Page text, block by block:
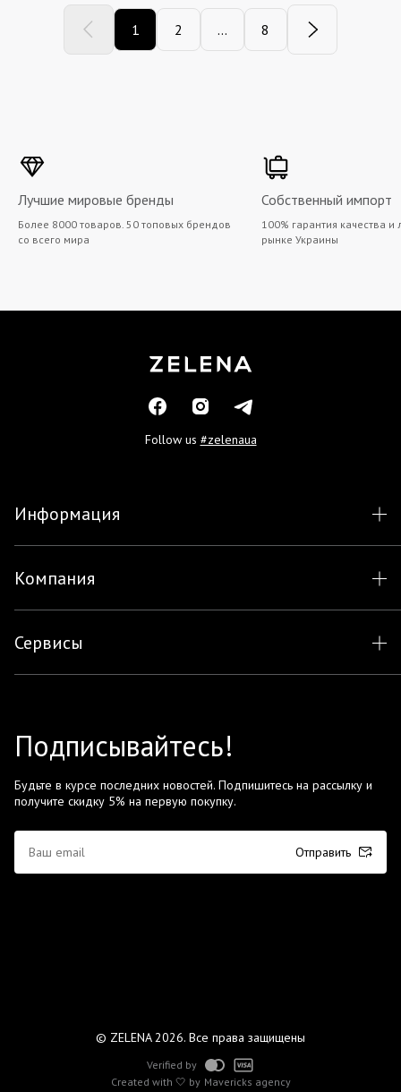
1 2 ... 8
Лучшие мировые бренды
Более 8000 товаров. 50 топовых брендов
со всего мира
Собственный импорт
100% гарантия качества
рынке Украины
Follow us #zelenaua
Информация
Компания
Сервисы
Подписывайтесь!
Будьте в курсе последних новостей. Подпишитесь на рассылку и
получите скидку 5% на первую покупку.
Отправить
© ZELENA 2026. Все права защищены
Created with 🤍 by Mavericks agency
Verified by